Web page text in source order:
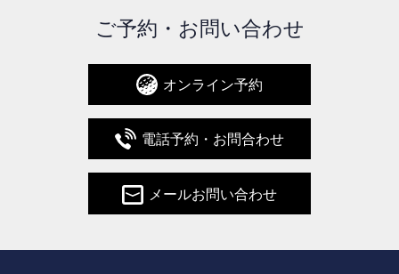
ご予約・お問い合わせ
オンライン予約
電話予約・お問合わせ
メールお問い合わせ